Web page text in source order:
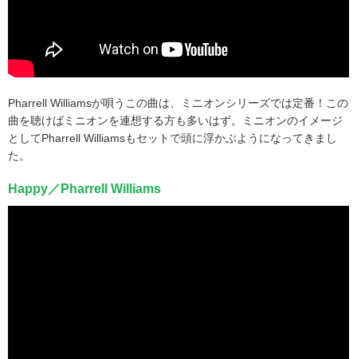
Pharrell Williamsが唄うこの曲は、ミニオンシリーズでは定番！この
曲を聴けばミニオンを連想する方も多いはず。ミニオンのイメージ
としてPharrell Williamsもセットで頭に浮かぶようになってきまし
た。
Happy／Pharrell Williams